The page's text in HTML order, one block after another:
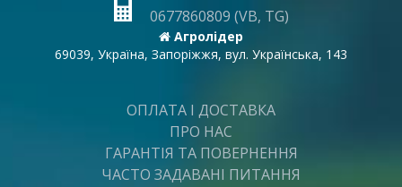
0677860809 (VB, TG)
Агролідер
69039, Україна, Запоріжжя, вул. Українська, 143
ОПЛАТА І ДОСТАВКА
ПРО НАС
ГАРАНТІЯ ТА ПОВЕРНЕННЯ
ЧАСТО ЗАДАВАНІ ПИТАННЯ